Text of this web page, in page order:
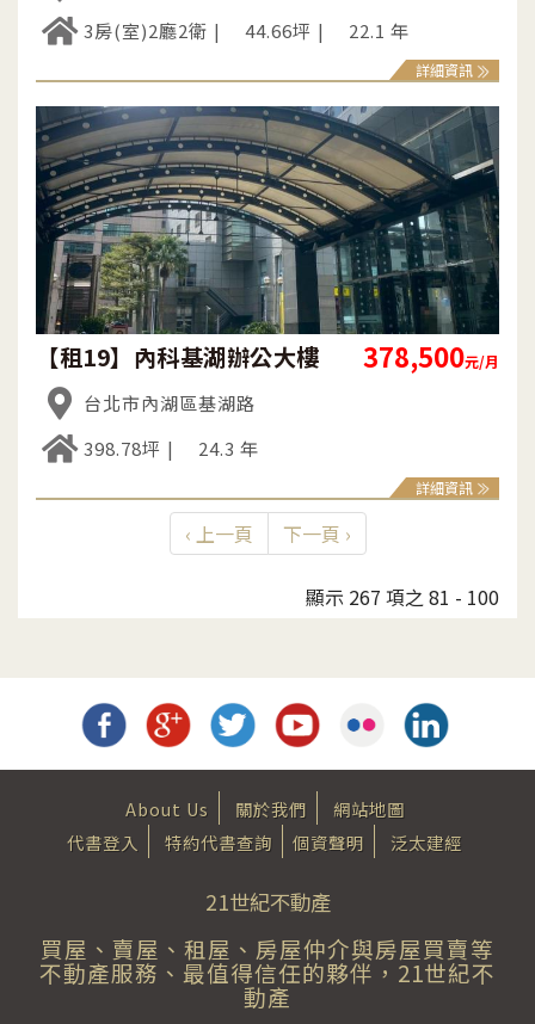
3房(室)2廳2衛
44.66坪 22.1 年
詳細資訊
【租19】內科基湖辦公大樓 378,500元/月
台北市內湖區基湖路
398.78坪
24.3 年
詳細資訊
‹ 上一頁 下一頁 ›
顯示 267 項之 81 - 100
About Us 關於我們
網站地圖
代書登入
特約代書查詢 個資聲明 泛太建經
21世紀不動產
買屋、賣屋、租屋、房屋仲介與房屋買賣等
不動產服務、最值得信任的夥伴，21世紀不
動產